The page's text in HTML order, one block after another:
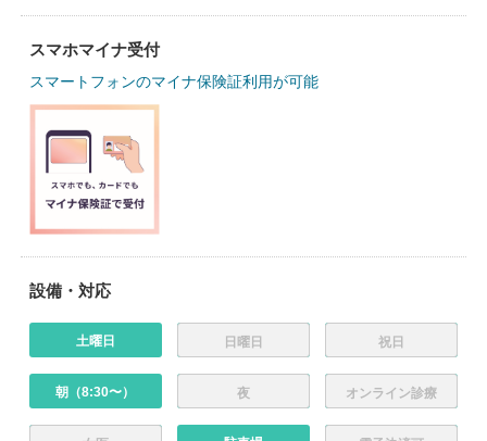
スマホマイナ受付
スマートフォンのマイナ保険証利用が可能
設備・対応
土曜日 日曜日 祝日
朝（8:30〜） 夜 オンライン診療